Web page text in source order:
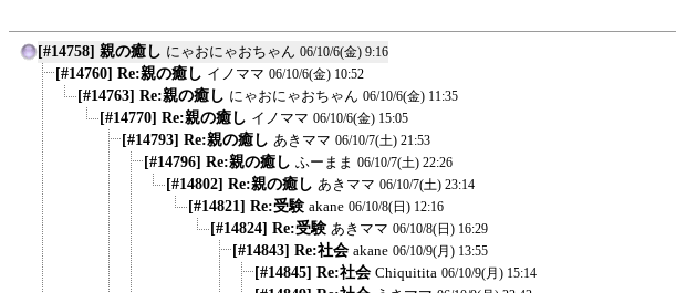
[#14758] 親の癒し にゃおにゃおちゃん 06/10/6(金) 9:16
[#14760] Re:親の癒し イノママ 06/10/6(金) 10:52
[#14763] Re:親の癒し にゃおにゃおちゃん 06/10/6(金) 11:35
[#14770] Re:親の癒し イノママ 06/10/6(金) 15:05
[#14793] Re:親の癒し あきママ 06/10/7(土) 21:53
[#14796] Re:親の癒し ふーまま 06/10/7(土) 22:26
[#14802] Re:親の癒し あきママ 06/10/7(土) 23:14
[#14821] Re:受験 akane 06/10/8(日) 12:16
[#14824] Re:受験 あきママ 06/10/8(日) 16:29
[#14843] Re:社会 akane 06/10/9(月) 13:55
[#14845] Re:社会 Chiquitita 06/10/9(月) 15:14